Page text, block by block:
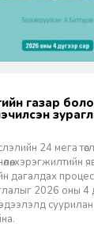
24 мега
хэрэгжилтийн
дагалдах
2026 оны 4